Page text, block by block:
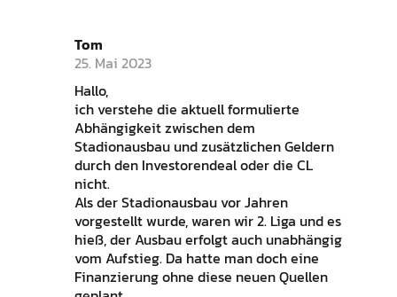
Tom
25. Mai 2023
Hallo,
ich verstehe die aktuell formulierte
Abhängigkeit zwischen dem
Stadionausbau und zusätzlichen Geldern
durch den Investorendeal oder die CL
nicht.
Als der Stadionausbau vor Jahren
vorgestellt wurde, waren wir 2. Liga und es
hieß, der Ausbau erfolgt auch unabhängig
vom Aufstieg. Da hatte man doch eine
Finanzierung ohne diese neuen Quellen